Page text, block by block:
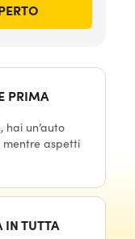
PRIMA
un’auto
mentre aspetti
IN TUTTA